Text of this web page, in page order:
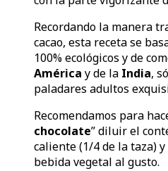
Recordando la manera
cacao, esta receta se
100% ecológicos y de
América y de la India,
paladares adultos
Recomendamos para
chocolate” diluir el
caliente (1/4 de la taza)
bebida vegetal al gusto.